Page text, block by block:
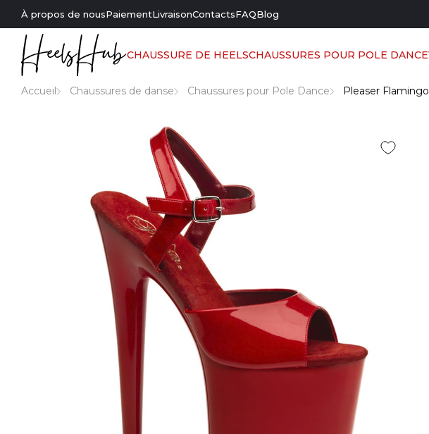
À propos de nousPaiementLivraisonContactsFAQBlog
CHAUSSURE DE HEELSCHAUSSURES POUR POLE DANCE
Accueil Chaussures de danse Chaussures pour Pole Dance Pleaser